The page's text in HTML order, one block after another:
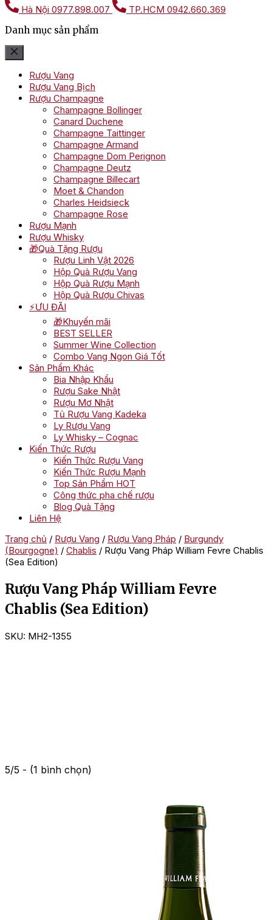
Hà Nội 0977.898.007 TP.HCM 0942.660.369
Danh mục sản phẩm
Rượu Vang
Rượu Vang Bịch
Rượu Champagne
Champagne Bollinger
Canard Duchene
Champagne Taittinger
Champagne Armand
Champagne Dom Perignon
Champagne Deutz
Champagne Billecart
Moet & Chandon
Charles Heidsieck
Champagne Rose
Rượu Mạnh
Rượu Whisky
🎁Quà Tặng Rượu
Rượu Linh Vật 2026
Hộp Quà Rượu Vang
Hộp Quà Rượu Mạnh
Hộp Quà Rượu Chivas
⚡ƯU ĐÃI
🎁Khuyến mãi
BEST SELLER
Summer Wine Collection
Combo Vang Ngon Giá Tốt
Sản Phẩm Khác
Bia Nhập Khẩu
Rượu Sake Nhật
Rượu Mơ Nhật
Tủ Rượu Vang Kadeka
Ly Rượu Vang
Ly Whisky – Cognac
Kiến Thức Rượu
Kiến Thức Rượu Vang
Kiến Thức Rượu Mạnh
Top Sản Phẩm HOT
Công thức pha chế rượu
Blog Quà Tặng
Liên Hệ
Trang chủ / Rượu Vang / Rượu Vang Pháp / Burgundy
(Bourgogne) / Chablis / Rượu Vang Pháp William Fevre Chablis
(Sea Edition)
Rượu Vang Pháp William Fevre
Chablis (Sea Edition)
SKU: MH2-1355
5/5 - (1 bình chọn)